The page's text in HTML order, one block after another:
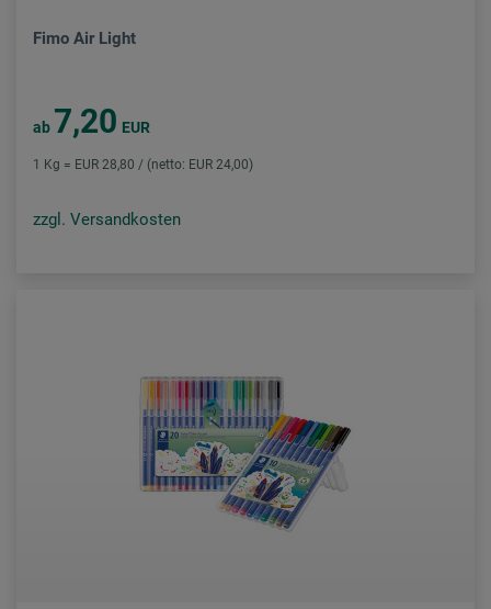
Fimo Air Light
ab 7,20 EUR
1 Kg = EUR 28,80 / (netto: EUR 24,00)
zzgl. Versandkosten